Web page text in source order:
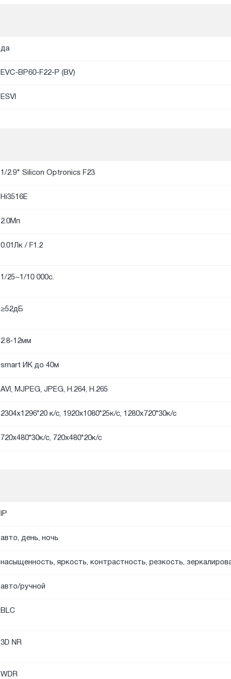
да
EVC-BP60-F22-P (BV)
ESVI
1/2.9" Silicon Optronics F23
Hi3516E
2.0Мп
0.01Лк / F1.2
1/25~1/10 000с.
≥52дБ
2.8-12мм
smart ИК до 40м
AVI, MJPEG, JPEG, H.264, H.265
2304x1296*20 к/с, 1920х1080*25к/с, 1280х720*30к/с
720х480*30к/с, 720x480*20к/с
IP
авто, день, ночь
насыщенность, яркость, контрастность, резкость,
авто/ручной
BLC
3D NR
WDR